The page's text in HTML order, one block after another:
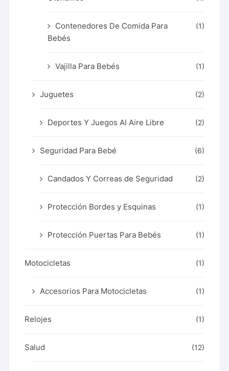
Contenedores De Comida Para
Bebés
(1)
Vajilla Para Bebés (1)
Juguetes (2)
Deportes Y Juegos Al Aire Libre (2)
Seguridad Para Bebé (6)
Candados Y Correas de Seguridad (2)
Protección Bordes y Esquinas (1)
Protección Puertas Para Bebés (1)
Motocicletas (1)
Accesorios Para Motocicletas (1)
Relojes (1)
Salud (12)